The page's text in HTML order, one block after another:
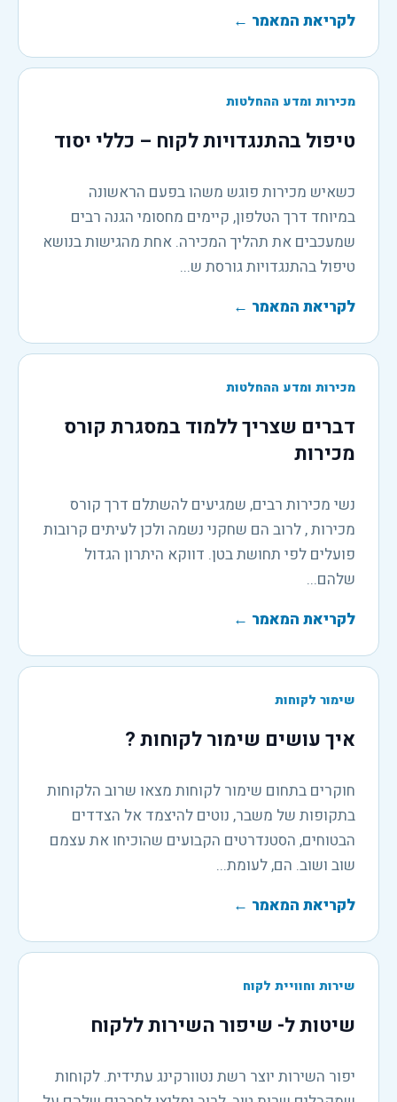
לקריאת המאמר ←
מכירות ומדע ההחלטות
טיפול בהתנגדויות לקוח – כללי יסוד
כשאיש מכירות פוגש משהו בפעם הראשונה
במיוחד דרך הטלפון, קיימים מחסומי הגנה רבים
שמעכבים את תהליך המכירה. אחת מהגישות בנושא
טיפול בהתנגדויות גורסת ש...
לקריאת המאמר ←
מכירות ומדע ההחלטות
דברים שצריך ללמוד במסגרת קורס
מכירות
נשי מכירות רבים, שמגיעים להשתלם דרך קורס
מכירות , לרוב הם שחקני נשמה ולכן לעיתים קרובות
פועלים לפי תחושת בטן. דווקא היתרון הגדול
שלהם...
לקריאת המאמר ←
שימור לקוחות
איך עושים שימור לקוחות ?
חוקרים בתחום שימור לקוחות מצאו שרוב הלקוחות
בתקופות של משבר, נוטים להיצמד אל הצדדים
הבטוחים, הסטנדרטים הקבועים שהוכיחו את עצמם
שוב ושוב. הם, לעומת...
לקריאת המאמר ←
שירות וחוויית לקוח
שיטות ל- שיפור השירות ללקוח
יפור השירות יוצר רשת נטוורקינג עתידית. לקוחות